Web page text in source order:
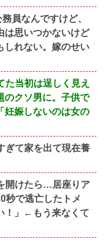
員なんですけど、
は思いつかないけど
しれない。嫁のせい
た当初は逞しく見え
のクソ男に。子供で
妊娠しないのは女の
ぎて家を出て現在養
開けたら…居座りア
秒で逃亡したトメ
！」←もう来なくて